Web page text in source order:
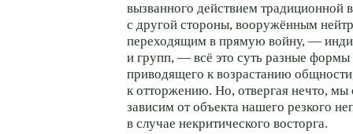
вызванного действием традиционной
с другой стороны, вооружённым
переходящим в прямую войну, —
и групп, — всё это суть разные
приводящего к возрастанию
к отторжению. Но, отвергая нечто,
зависим от объекта нашего резкого
в случае некритического восторга.